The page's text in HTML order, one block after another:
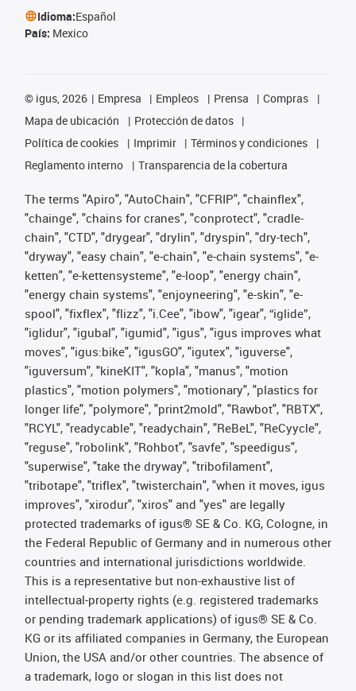
Idioma:Español
País: Mexico
© igus, 2026 Empresa Empleos Prensa
Compras
Mapa de ubicación
Protección de datos
Política de cookies
Imprimir
Términos y condiciones
Reglamento interno
Transparencia de la cobertura
The terms "Apiro", "AutoChain", "CFRIP", "chainflex",
"chainge", "chains for cranes", "conprotect", "cradle-
chain", "CTD", "drygear", "drylin", "dryspin", "dry-tech",
"dryway", "easy chain", "e-chain", "e-chain systems", "e-
ketten", "e-kettensysteme", "e-loop", "energy chain",
"energy chain systems", "enjoyneering", "e-skin", "e-
spool", "fixflex", "flizz", "i.Cee", "ibow", "igear", “iglide”,
"iglidur", "igubal", "igumid", "igus", "igus improves what
moves", "igus:bike", "igusGO", "igutex", "iguverse",
"iguversum", "kineKIT", "kopla", "manus", "motion
plastics", "motion polymers", "motionary", "plastics for
longer life", "polymore", "print2mold", "Rawbot", "RBTX",
"RCYL", "readycable", "readychain", "ReBeL", "ReCyycle",
"reguse", "robolink", "Rohbot", "savfe", "speedigus",
"superwise", "take the dryway", "tribofilament",
"tribotape", "triflex", "twisterchain", "when it moves, igus
improves", "xirodur", "xiros" and "yes" are legally
protected trademarks of igus® SE & Co. KG, Cologne, in
the Federal Republic of Germany and in numerous other
countries and international jurisdictions worldwide.
This is a representative but non-exhaustive list of
intellectual-property rights (e.g. registered trademarks
or pending trademark applications) of igus® SE & Co.
KG or its affiliated companies in Germany, the European
Union, the USA and/or other countries. The absence of
a trademark, logo or slogan in this list does not